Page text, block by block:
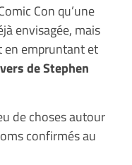
Con qu’une
envisagée, mais
en empruntant et
de Stephen
de choses autour
confirmés au